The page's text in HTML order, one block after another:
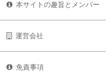
本サイトの趣旨とメンバー
運営会社
免責事項